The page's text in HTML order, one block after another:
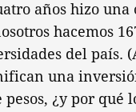
años hizo una
hacemos
del país.
una
¿y por qué